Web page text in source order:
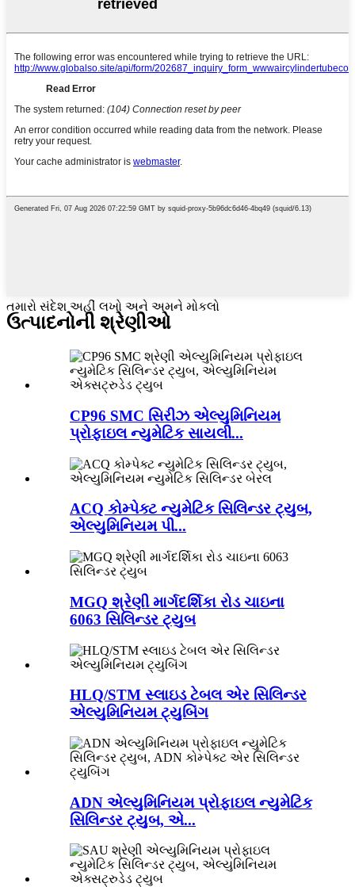
તમારો સંદેશ અહીં લખો અને અમને મોકલો
ઉત્પાદનોની શ્રેણીઓ
CP96 SMC સિરીઝ એલ્યુમિનિયમ
પ્રોફાઇલ ન્યુમેટિક સાયલી...
ACQ કોમ્પેક્ટ ન્યુમેટિક સિલિન્ડર ટ્યુબ,
એલ્યુમિનિયમ પી...
MGQ શ્રેણી માર્ગદર્શિકા રોડ ચાઇના
6063 સિલિન્ડર ટ્યુબ
HLQ/STM સ્લાઇડ ટેબલ એર સિલિન્ડર
એલ્યુમિનિયમ ટ્યુબિંગ
ADN એલ્યુમિનિયમ પ્રોફાઇલ ન્યુમેટિક
સિલિન્ડર ટ્યુબ, એ...